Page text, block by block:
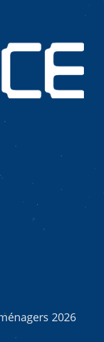
2026